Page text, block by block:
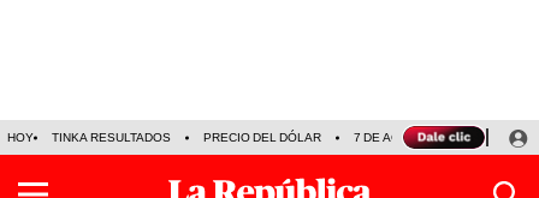
HOY TINKA RESULTADOS PRECIO DEL DÓLAR 7 DE AGOSTO OLLANTA